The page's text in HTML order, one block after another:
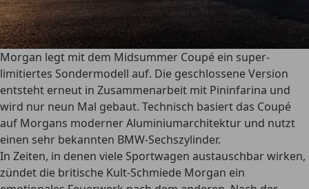
Morgan legt mit dem Midsummer Coupé ein super-
limitiertes Sondermodell auf. Die geschlossene Version
entsteht erneut in Zusammenarbeit mit Pininfarina und
wird nur neun Mal gebaut. Technisch basiert das Coupé
auf Morgans moderner Aluminiumarchitektur und nutzt
einen sehr bekannten BMW-Sechszylinder.
In Zeiten, in denen viele Sportwagen austauschbar wirken,
zündet die britische Kult-Schmiede Morgan ein